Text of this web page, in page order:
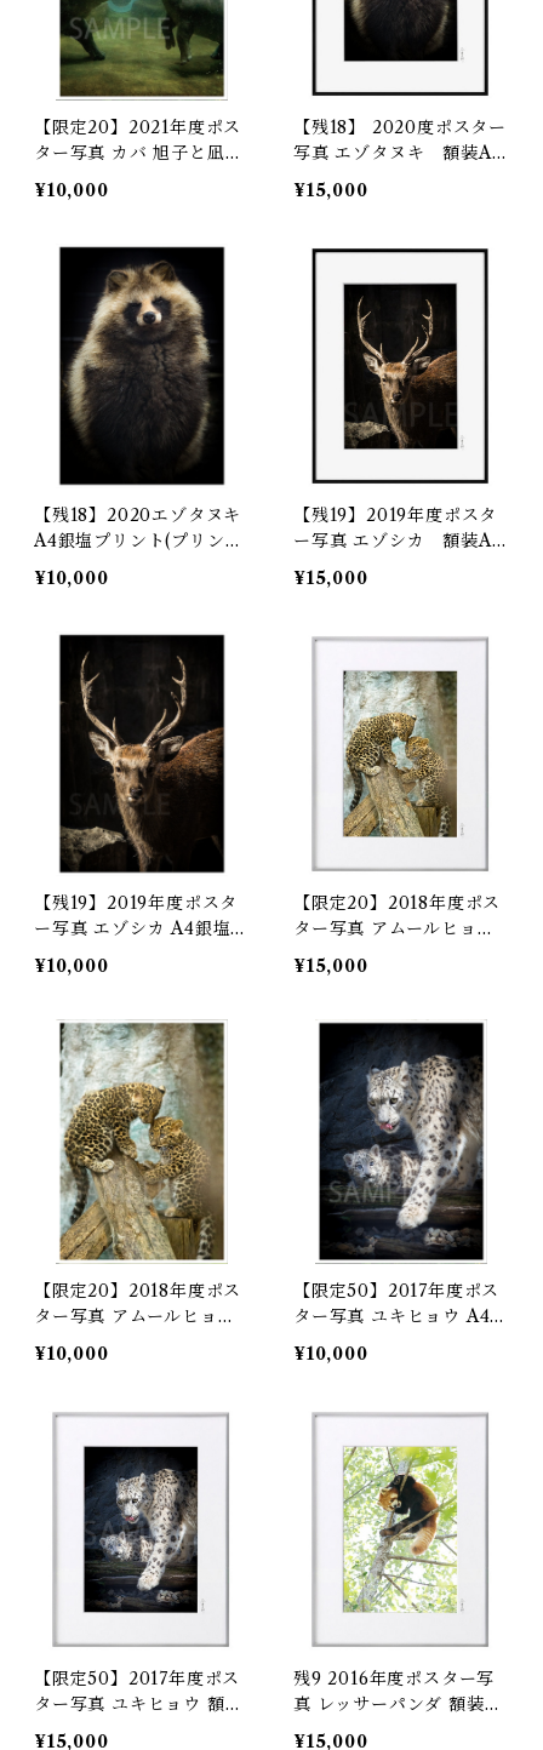
【限定20】2021年度ポス
ター写真 カバ 旭子と凪子
A4銀塩プリント（プリン
トのみ）
¥10,000
【残18】 2020度ポスター
写真 エゾタヌキ 額装A4
銀塩プリント
¥15,000
【残18】2020エゾタヌキ
A4銀塩プリント(プリント
のみ)
¥10,000
【残19】2019年度ポスタ
ー写真 エゾシカ 額装A4
銀塩プリント
¥15,000
【残19】2019年度ポスタ
ー写真 エゾシカ A4銀塩プ
リント（プリントのみ）
¥10,000
【限定20】2018年度ポス
ター写真 アムールヒョウ
額装A4銀塩プリント
¥15,000
【限定20】2018年度ポス
ター写真 アムールヒョウ
A4銀塩プリント（プリン
トのみ）
¥10,000
【限定50】2017年度ポス
ター写真 ユキヒョウ A4銀
塩プリント（プリントの
み）
¥10,000
【限定50】2017年度ポス
ター写真 ユキヒョウ 額装
A4銀塩プリント
¥15,000
残9 2016年度ポスター写
真 レッサーパンダ 額装A4
銀塩プリント
¥15,000